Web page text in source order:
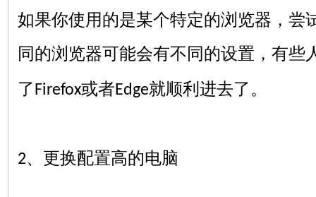
如果你使用的是某个特定的浏览器，尝
同的浏览器可能会有不同的设置，有些
了Firefox或者Edge就顺利进去了。
2、更换配置高的电脑